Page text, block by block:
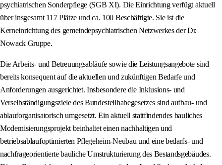
psychiatrischen Sonderpflege (SGB XI). Die Einrichtung verfügt aktuell
über insgesamt 117 Plätze und ca. 100 Beschäftigte. Sie ist die
Kerneinrichtung des gemeindepsychiatrischen Netzwerkes der Dr.
Nowack Gruppe.
Die Arbeits- und Betreuungsabläufe sowie die Leistungsangebote sind
bereits konsequent auf die aktuellen und zukünftigen Bedarfe und
Anforderungen ausgerichtet. Insbesondere die Inklusions- und
Verselbständigungsziele des Bundesteilhabegesetzes sind aufbau- und
ablauforganisatorisch umgesetzt. Ein aktuell stattfindendes bauliches
Modernisierungsprojekt beinhaltet einen nachhaltigen und
betriebsablaufoptimierten Pflegeheim-Neubau und eine bedarfs- und
nachfrageorientierte bauliche Umstrukturierung des Bestandsgebäudes.